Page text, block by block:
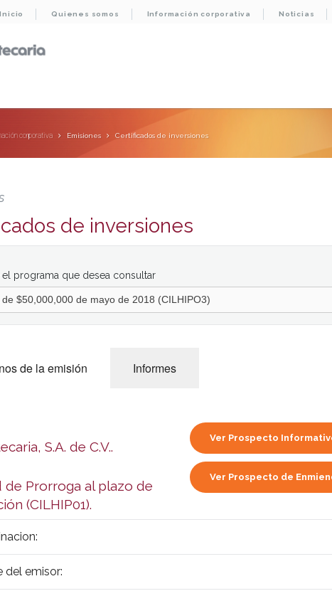
Inicio Quienes somos Información corporativa Noticias
corporativa Emisiones Certificados de inversiones
de inversiones
programa que desea consultar
de la emisión Informes
S.A. de C.V..
Ver Prospecto
de Prorroga al plazo de
(CILHIP01).
Ver Prospecto de
del emisor: